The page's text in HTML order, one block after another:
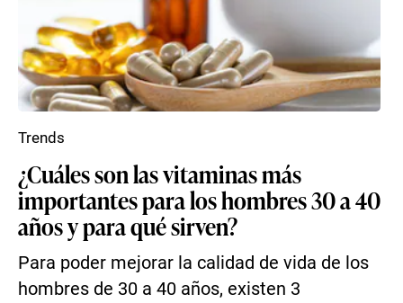
¿Cuáles son las vitaminas más
importantes para los hombres 30 a 40
años y para qué sirven?
Para poder mejorar la calidad de vida de los
hombres de 30 a 40 años, existen 3
Trends